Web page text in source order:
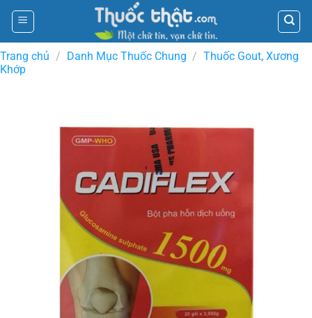
Skip
content
Trang chủ / Danh Mục Thuốc Chung / Thuốc Gout, Xương
Khớp